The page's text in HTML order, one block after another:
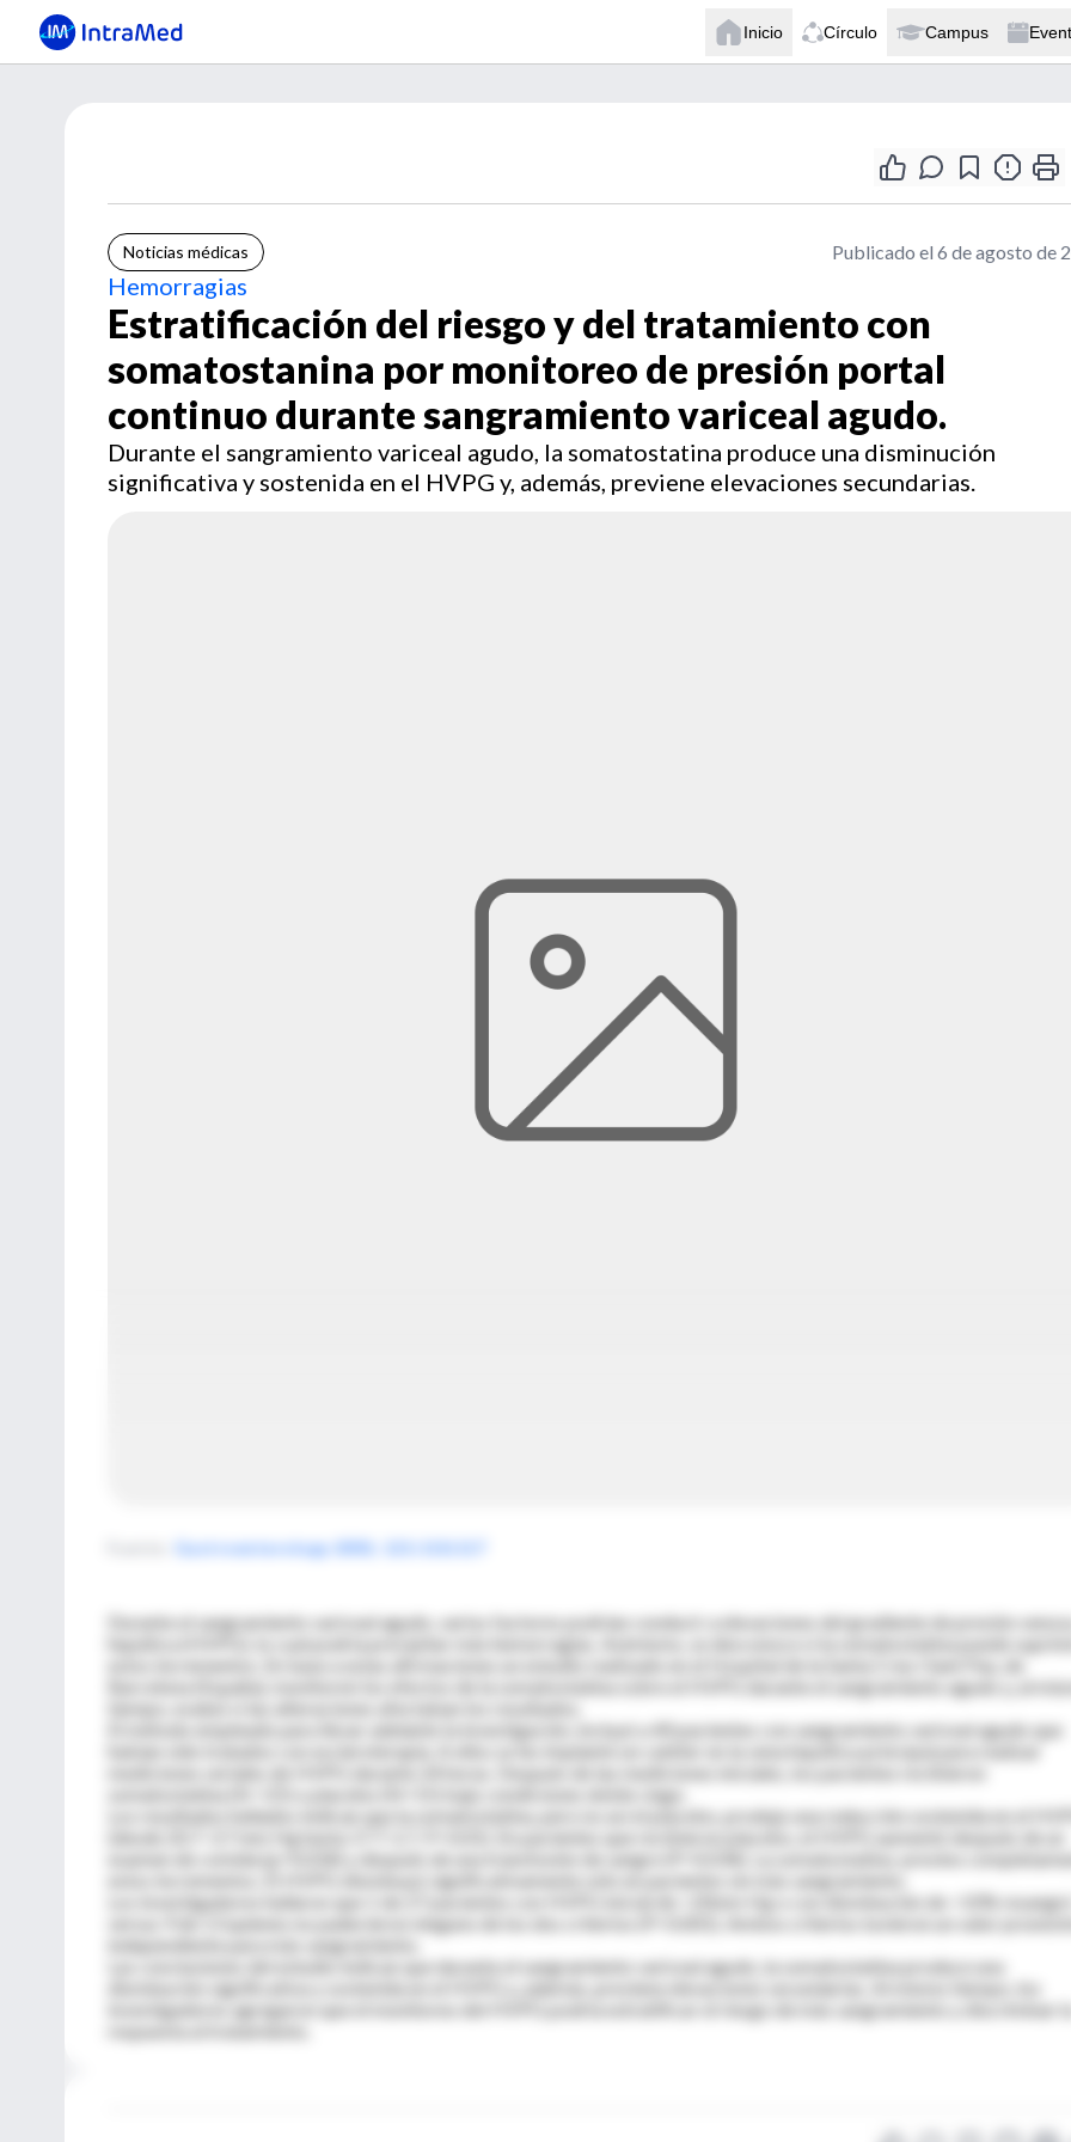
Inicio Círculo Campus
Noticias médicas Publicado el 6 de agosto de
Hemorragias
Estratificación del riesgo y del tratamiento con
somatostanina por monitoreo de presión portal
continuo durante sangramiento variceal agudo.
Durante el sangramiento variceal agudo, la somatostatina produce una disminución
significativa y sostenida en el HVPG y, además, previene elevaciones secundarias.
Gastroenterology 2001; 121:110;117
Durante el sangramiento variceal agudo, varios factores podrían conducir a elevaciones del gradiente de presión
Barcelona (España), monitoreó los efectos de la somatostatina sobre el HVPG durante el sangramiento agudo y, al
El método empleado para llevar adelante la investigación, incluyó a 40 pacientes con sangramiento variceal agudo que
somatostatina (N =25) o placebo (N=15) bajo condiciones doble ciego.
Los resultados hallados indican que la somatostatina, pero no así el placebo, produjo una reducción sostenida en el
examen de comida (p=0.018) y después de una transfusión de sangre (P=0.034). La somatostatina previno
Los investigadores hallaron que 1 de 27 pacientes con HVPG inicial de <20mm Hg o con disminución de >10% resangró
independiente para más sangramiento.
Las conclusiones del estudio indican que durante el sangramiento variceal agudo, la somatostatina produce una
disminución significativa y sostenida en el HVPG y, además, previene elevaciones secundarias. Al mismo tiempo, los
investigadores agregaron que el monitoreo del HVPG podría estratificar el riesgo de más sangramiento y discriminar la